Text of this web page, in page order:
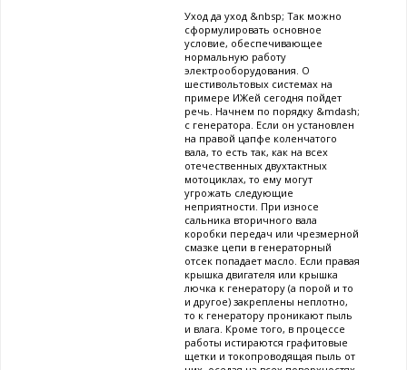
Уход да уход &nbsp; Так можно
сформулировать основное
условие, обеспечивающее
нормальную работу
электрооборудования. О
шестивольтовых системах на
примере ИЖей сегодня пойдет
речь. Начнем по порядку &mdash;
с генератора. Если он установлен
на правой цапфе коленчатого
вала, то есть так, как на всех
отечественных двухтактных
мотоциклах, то ему могут
угрожать следующие
неприятности. При износе
сальника вторичного вала
коробки передач или чрезмерной
смазке цепи в генераторный
отсек попадает масло. Если правая
крышка двигателя или крышка
лючка к генератору (а порой и то
и другое) закреплены неплотно,
то к генератору проникают пыль
и влага. Кроме того, в процессе
работы истираются графитовые
щетки и токопроводящая пыль от